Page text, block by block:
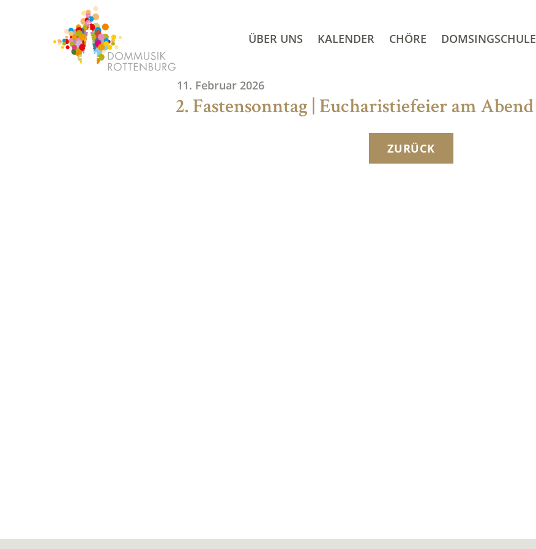
ÜBER UNS KALENDER CHÖRE DOMSINGSCHULE
11. Februar 2026
2. Fastensonntag | Eucharistiefeier am Abend
ZURÜCK